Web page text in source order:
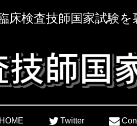
床検査技師国家試験
Twitter